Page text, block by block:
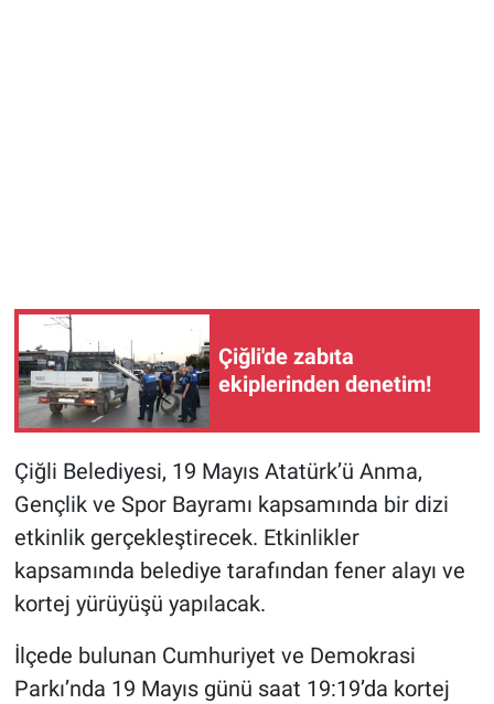
Çiğli'de zabıta
ekiplerinden denetim!
Çiğli Belediyesi, 19 Mayıs Atatürk’ü Anma,
Gençlik ve Spor Bayramı kapsamında bir dizi
etkinlik gerçekleştirecek. Etkinlikler
kapsamında belediye tarafından fener alayı ve
kortej yürüyüşü yapılacak.
İlçede bulunan Cumhuriyet ve Demokrasi
Parkı’nda 19 Mayıs günü saat 19:19’da kortej